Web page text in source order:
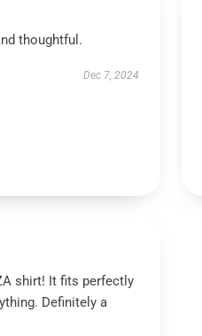
thoughtful.
Dec 7, 2024
shirt! It fits perfectly
Definitely a